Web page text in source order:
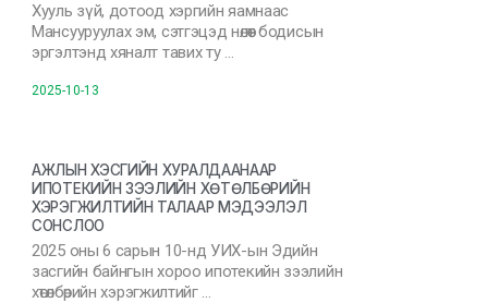
Хууль зүй, дотоод хэргийн яамнаас
Мансууруулах эм, сэтгэцэд нөлөөт бодисын
эргэлтэнд хяналт тавих ту …
2025-10-13
АЖЛЫН ХЭСГИЙН ХУРАЛДААНААР
ИПОТЕКИЙН ЗЭЭЛИЙН ХӨТӨЛБӨРИЙН
ХЭРЭГЖИЛТИЙН ТАЛААР МЭДЭЭЛЭЛ
СОНСЛОО
2025 оны 6 сарын 10-нд УИХ-ын Эдийн
засгийн байнгын хороо ипотекийн зээлийн
хөтөлбөрийн хэрэгжилтийг …